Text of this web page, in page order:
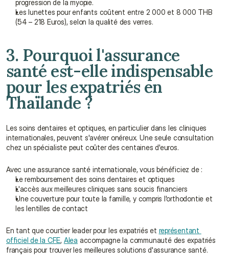
progression de la myopie.
Les lunettes pour enfants coûtent entre 2 000 et 8 000 THB
(54 – 218 Euros), selon la qualité des verres.
3. Pourquoi l'assurance
santé est-elle indispensable
pour les expatriés en
Thaïlande ?
Les soins dentaires et optiques, en particulier dans les cliniques
internationales, peuvent s'avérer onéreux. Une seule consultation
chez un spécialiste peut coûter des centaines d'euros.
Avec une assurance santé internationale, vous bénéficiez de :
Le remboursement des soins dentaires et optiques
L'accès aux meilleures cliniques sans soucis financiers
Une couverture pour toute la famille, y compris l'orthodontie et
les lentilles de contact
En tant que courtier leader pour les expatriés et représentant
officiel de la CFE, Alea accompagne la communauté des expatriés
français pour trouver les meilleures solutions d'assurance santé.